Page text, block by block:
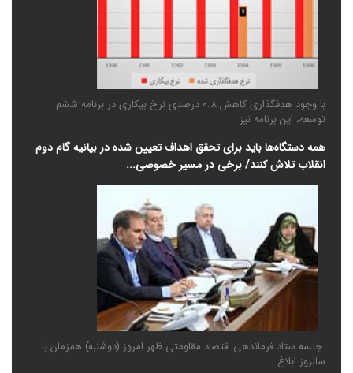
با وجود هدفگذاری کاهش 0.8 درصدی نرخ بیکاری در برنامه ششم
توسعه، این برنامه نیز
همه دستگاه‌ها باید برای تحقق اهداف تعیین شده در بیانیه گام دوم
انقلاب تلاش کنند/ برخی در مسیر خصوصی‌...
جلسه ستاد فرماندهی اقتصاد مقاومتی ظهر امروز (دوشنبه) همزمان با
سالروز ابلاغ